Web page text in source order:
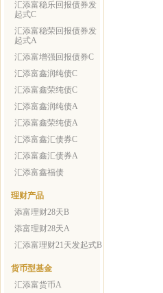
汇添富稳乐回报债券发
起式C
汇添富稳荣回报债券发
起式A
汇添富增强回报债券C
汇添富鑫润纯债C
汇添富鑫荣纯债C
汇添富鑫润纯债A
汇添富鑫荣纯债A
汇添富鑫汇债券C
汇添富鑫汇债券A
汇添富鑫福债
理财产品
添富理财28天B
添富理财28天A
汇添富理财21天发起式B
货币型基金
汇添富货币A